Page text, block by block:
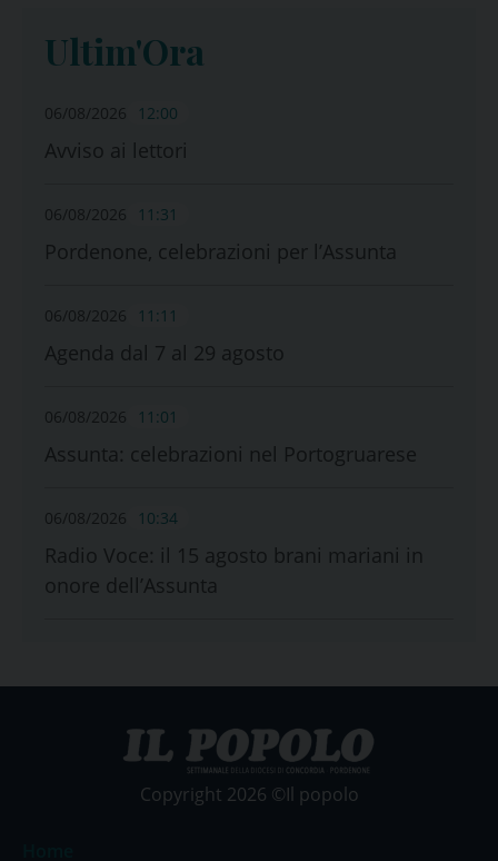
Ultim'Ora
06/08/2026 12:00
Avviso ai lettori
06/08/2026 11:31
Pordenone, celebrazioni per l’Assunta
06/08/2026 11:11
Agenda dal 7 al 29 agosto
06/08/2026 11:01
Assunta: celebrazioni nel Portogruarese
06/08/2026 10:34
Radio Voce: il 15 agosto brani mariani in
onore dell’Assunta
Copyright 2026 ©Il popolo